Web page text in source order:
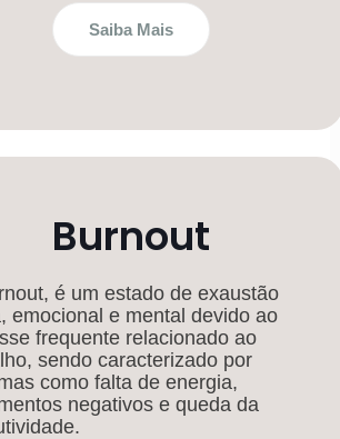
Saiba Mais
Burnout
é um estado de exaustão
emocional e mental devido ao
frequente relacionado ao
sendo caracterizado por
como falta de energia,
negativos e queda da